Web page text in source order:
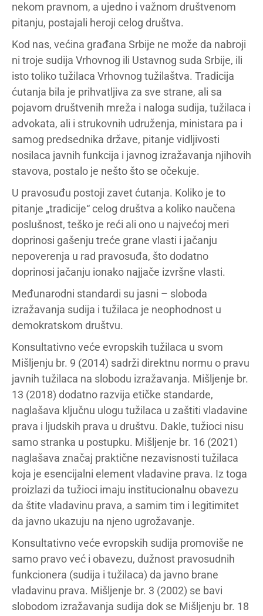
nekom pravnom, a ujedno i važnom društvenom
pitanju, postajali heroji celog društva.
Kod nas, većina građana Srbije ne može da nabroji
ni troje sudija Vrhovnog ili Ustavnog suda Srbije, ili
isto toliko tužilaca Vrhovnog tužilaštva. Tradicija
ćutanja bila je prihvatljiva za sve strane, ali sa
pojavom društvenih mreža i naloga sudija, tužilaca i
advokata, ali i strukovnih udruženja, ministara pa i
samog predsednika države, pitanje vidljivosti
nosilaca javnih funkcija i javnog izražavanja njihovih
stavova, postalo je nešto što se očekuje.
U pravosuđu postoji zavet ćutanja. Koliko je to
pitanje „tradicije“ celog društva a koliko naučena
poslušnost, teško je reći ali ono u najvećoj meri
doprinosi gašenju treće grane vlasti i jačanju
nepoverenja u rad pravosuđa, što dodatno
doprinosi jačanju ionako najjače izvršne vlasti.
Međunarodni standardi su jasni – sloboda
izražavanja sudija i tužilaca je neophodnost u
demokratskom društvu.
Konsultativno veće evropskih tužilaca u svom
Mišljenju br. 9 (2014) sadrži direktnu normu o pravu
javnih tužilaca na slobodu izražavanja. Mišljenje br.
13 (2018) dodatno razvija etičke standarde,
naglašava ključnu ulogu tužilaca u zaštiti vladavine
prava i ljudskih prava u društvu. Dakle, tužioci nisu
samo stranka u postupku. Mišljenje br. 16 (2021)
naglašava značaj praktične nezavisnosti tužilaca
koja je esencijalni element vladavine prava. Iz toga
proizlazi da tužioci imaju institucionalnu obavezu
da štite vladavinu prava, a samim tim i legitimitet
da javno ukazuju na njeno ugrožavanje.
Konsultativno veće evropskih sudija promoviše ne
samo pravo već i obavezu, dužnost pravosudnih
funkcionera (sudija i tužilaca) da javno brane
vladavinu prava. Mišljenje br. 3 (2002) se bavi
slobodom izražavanja sudija dok se Mišljenju br. 18